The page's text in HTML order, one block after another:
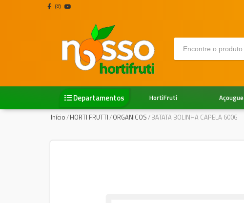
Departamentos Açougue
HortiFruti
Início/HORTI FRUTTI/ORGANICOS/BATATA BOLINHA CAPELA 600G